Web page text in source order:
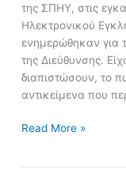
της ΣΠΗΥ, στις
Ηλεκτρονικού
ενημερώθηκαν για
της Διεύθυνσης.
διαπιστώσουν, το
αντικείμενα που
Read More »